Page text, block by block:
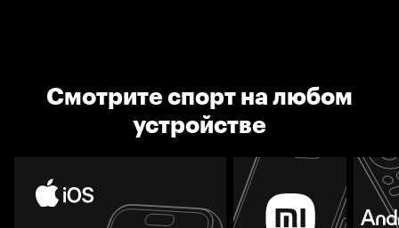
Смотрите спорт на любом
устройстве